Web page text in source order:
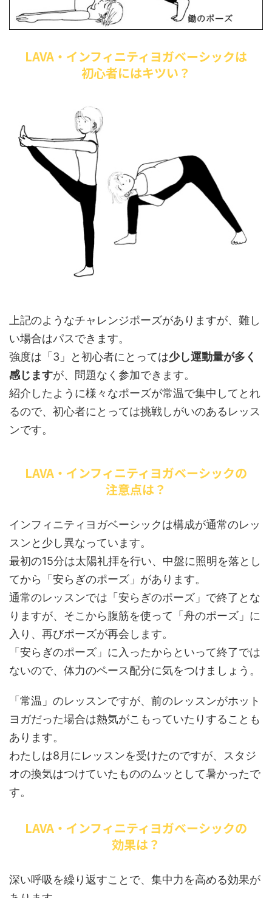
LAVA・インフィニティヨガベーシックは
初心者にはキツい？
上記のようなチャレンジポーズがありますが、難し
い場合はパスできます。
強度は「3」と初心者にとっては少し運動量が多く
感じますが、問題なく参加できます。
紹介したように様々なポーズが常温で集中してとれ
るので、初心者にとっては挑戦しがいのあるレッス
ンです。
LAVA・インフィニティヨガベーシックの
注意点は？
インフィニティヨガベーシックは構成が通常のレッ
スンと少し異なっています。
最初の15分は太陽礼拝を行い、中盤に照明を落とし
てから「安らぎのポーズ」があります。
通常のレッスンでは「安らぎのポーズ」で終了とな
りますが、そこから腹筋を使って「舟のポーズ」に
入り、再びポーズが再会します。
「安らぎのポーズ」に入ったからといって終了では
ないので、体力のペース配分に気をつけましょう。
「常温」のレッスンですが、前のレッスンがホット
ヨガだった場合は熱気がこもっていたりすることも
あります。
わたしは8月にレッスンを受けたのですが、スタジ
オの換気はつけていたもののムッとして暑かったで
す。
LAVA・インフィニティヨガベーシックの
効果は？
深い呼吸を繰り返すことで、集中力を高める効果が